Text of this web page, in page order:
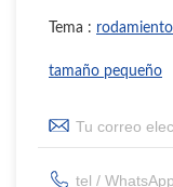
Tema :
tamaño pequeño